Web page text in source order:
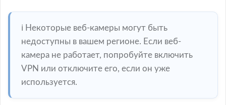
ℹ️ Некоторые веб-камеры могут быть
недоступны в вашем регионе. Если веб-
камера не работает, попробуйте включить
VPN или отключите его, если он уже
используется.